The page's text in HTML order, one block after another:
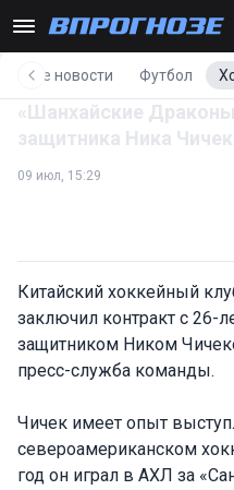
Все новости Футбол
«Шанхайские
защитника Ника
09 июл, 15:29
Китайский хоккейный
заключил контракт с 26-
защитником Ником
пресс-служба команды.
Чичек имеет опыт
североамериканском
год он играл в АХЛ за